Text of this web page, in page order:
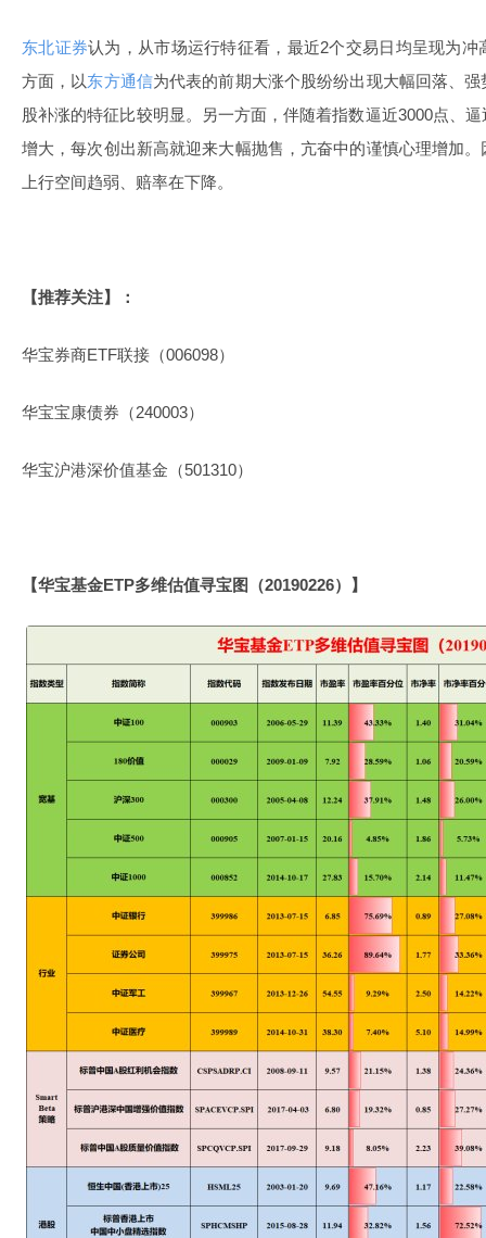
东北证券认为，从市场运行特征看，最近2个交易日均呈现为
方面，以东方通信为代表的前期大涨个股纷纷出现大幅回落、
股补涨的特征比较明显。另一方面，伴随着指数逼近3000点、
增大，每次创出新高就迎来大幅抛售，亢奋中的谨慎心理增加
上行空间趋弱、赔率在下降。
【推荐关注】：
华宝券商ETF联接 （006098）
华宝宝康债券 （240003）
华宝沪港深价值基金 （501310）
【华宝基金ETP多维估值寻宝图（20190226）】